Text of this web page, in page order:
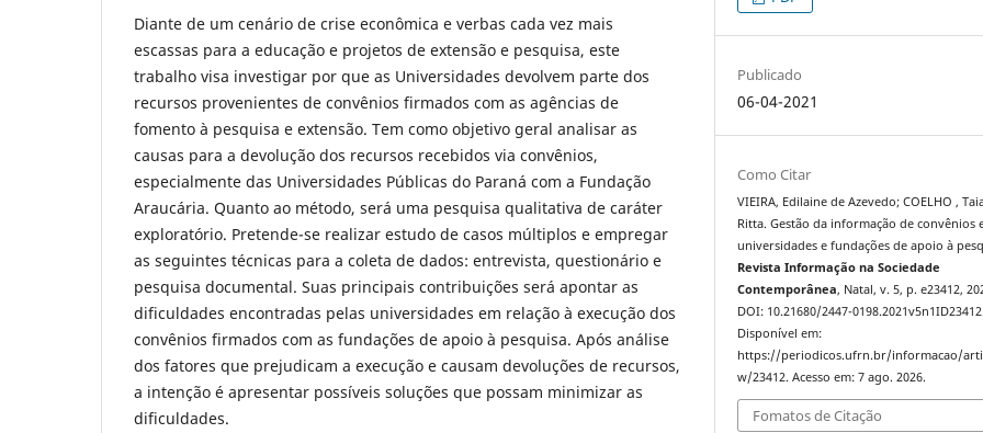
Diante de um cenário de crise econômica e verbas cada vez mais
escassas para a educação e projetos de extensão e pesquisa, este
trabalho visa investigar por que as Universidades devolvem parte dos
recursos provenientes de convênios firmados com as agências de
fomento à pesquisa e extensão. Tem como objetivo geral analisar as
causas para a devolução dos recursos recebidos via convênios,
especialmente das Universidades Públicas do Paraná com a Fundação
Araucária. Quanto ao método, será uma pesquisa qualitativa de caráter
exploratório. Pretende-se realizar estudo de casos múltiplos e empregar
as seguintes técnicas para a coleta de dados: entrevista, questionário e
pesquisa documental. Suas principais contribuições será apontar as
dificuldades encontradas pelas universidades em relação à execução dos
convênios firmados com as fundações de apoio à pesquisa. Após análise
dos fatores que prejudicam a execução e causam devoluções de recursos,
a intenção é apresentar possíveis soluções que possam minimizar as
dificuldades.
Publicado
06-04-2021
Como Citar
VIEIRA, Edilaine de Azevedo; COELHO ,
Ritta. Gestão da informação de convênios
universidades e fundações de apoio à
Revista Informação na Sociedade
Contemporânea, Natal, v. 5, p. e23412,
DOI: 10.21680/2447-0198.2021v5n1ID23412.
Disponível em:
https://periodicos.ufrn.br/informacao/
w/23412. Acesso em: 7 ago. 2026.
Fomatos de Citação